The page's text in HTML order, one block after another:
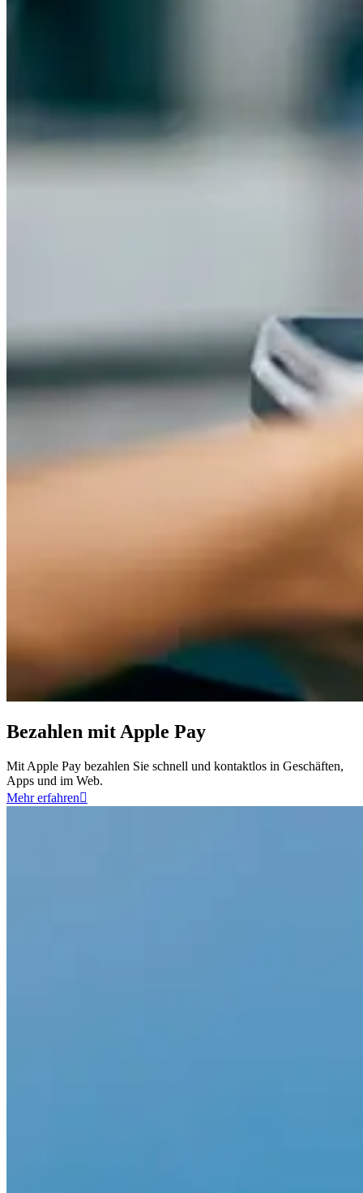
Bezahlen mit Apple Pay
Mit Apple Pay bezahlen Sie schnell und kontaktlos in Geschäften,
Apps und im Web.
Mehr erfahren